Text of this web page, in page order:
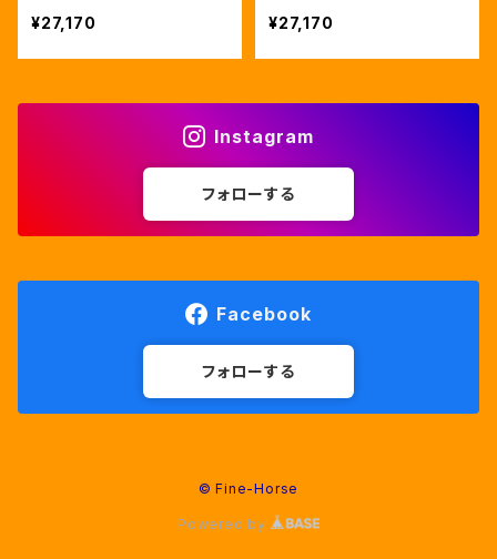
パーカー２色（ETW00012
SZ）
¥27,170
カー２色（ETM00012SZ）
¥27,170
Instagram
フォローする
Facebook
フォローする
© Fine-Horse
Powered by